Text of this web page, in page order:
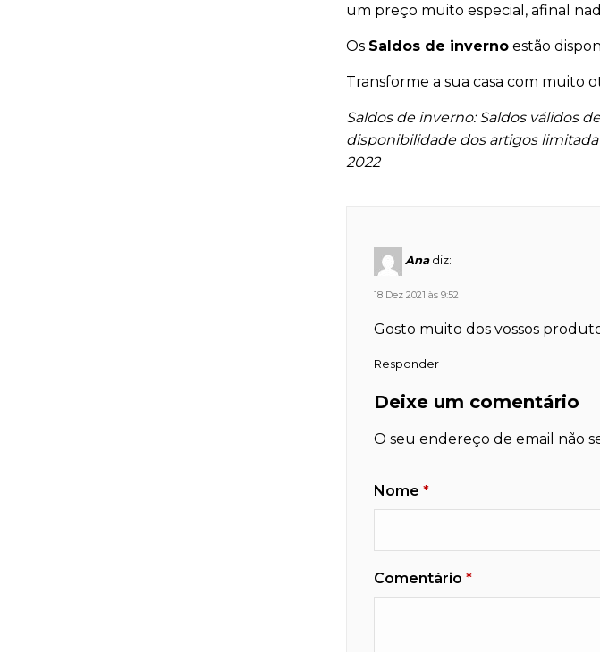
um preço muito especial, afinal
Os Saldos de inverno estão
Transforme a sua casa com muito
Saldos de inverno: Saldos válidos
disponibilidade dos artigos
2022
Ana diz:
18 Dez 2021 às 9:52
Gosto muito dos vossos
Responder
Deixe um comentário
O seu endereço de email não
Nome *
Comentário *